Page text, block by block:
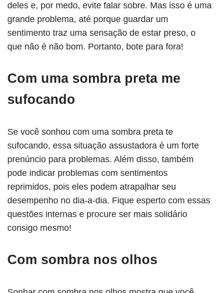
deles e, por medo, evite falar sobre. Mas isso é uma
grande problema, até porque guardar um
sentimento traz uma sensação de estar preso, o
que não é não bom. Portanto, bote para fora!
Com uma sombra preta me
sufocando
Se você sonhou com uma sombra preta te
sufocando, essa situação assustadora é um forte
prenúncio para problemas. Além disso, também
pode indicar problemas com sentimentos
reprimidos, pois eles podem atrapalhar seu
desempenho no dia-a-dia. Fique esperto com essas
questões internas e procure ser mais solidário
consigo mesmo!
Com sombra nos olhos